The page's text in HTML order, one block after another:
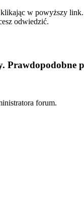
klikając w powyższy
odwiedzić.
Prawdopodobne
forum.